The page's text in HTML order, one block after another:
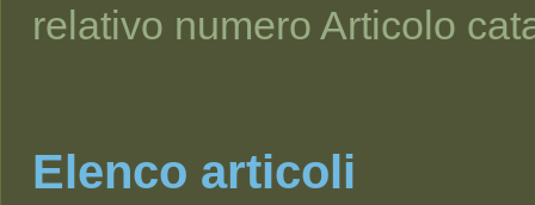
relativo numero Articolo
Elenco articoli